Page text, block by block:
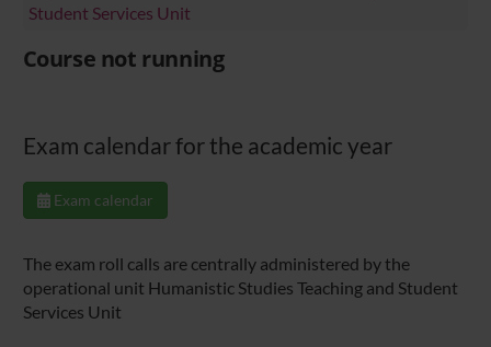
Student Services Unit
Course not running
Exam calendar for the academic year
Exam calendar
The exam roll calls are centrally administered by the
operational unit Humanistic Studies Teaching and Student
Services Unit